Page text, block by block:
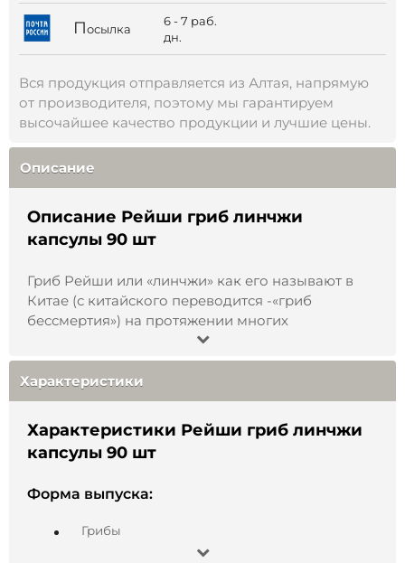
Посылка
6 - 7 раб.
дн.
Вся продукция отправляется из Алтая, напрямую
от производителя, поэтому мы гарантируем
высочайшее качество продукции и лучшие цены.
Описание
Описание Рейши гриб линчжи
капсулы 90 шт
Гриб Рейши или «линчжи» как его называют в
Китае (с китайского переводится -«гриб
бессмертия») на протяжении многих
тысячелетий активно используют в восточной
народной медицине. Так, во многих древних
китайских легендах его считали мистическим
источником человеческого бессмертия.
На территории России гриб Рейши называют
трутовиком лакированным. Во многом
сверху покрыта блестящей красно-коричневой
Входящие в состав гриба вещества способны
Характеристики
Характеристики Рейши гриб линчжи
капсулы 90 шт
Форма выпуска:
Грибы